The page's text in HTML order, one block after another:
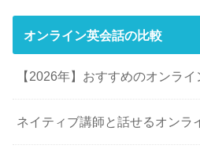
オンライン英会話の比較
【2026年】おすすめのオンラ
ネイティブ講師と話せるオンラ